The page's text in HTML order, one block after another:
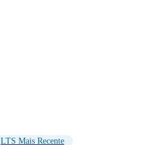
LTS Mais Recente